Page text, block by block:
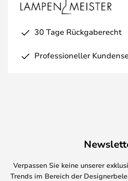
30 Tage Rückgaberecht
Professioneller
Verpassen Sie keine unserer
Trends im Bereich der